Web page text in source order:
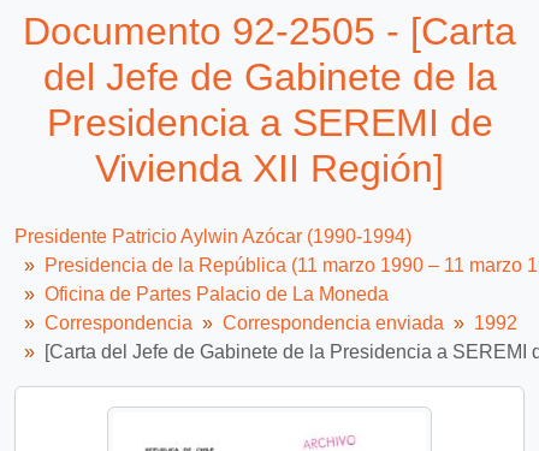
92-2781 - [Carta del Jefe de Gabinete de la Presidencia a Director del INP]
Documento 92-2782 - [Carta del Jefe de Gabinete de la Presidencia a Superintendente de Bancos e Instituciones Financieras]
194 más...
Documento 92-2505 - [Carta
del Jefe de Gabinete de la
Presidencia a SEREMI de
Vivienda XII Región]
Presidente Patricio Aylwin Azócar (1990-1994)
Presidencia de la República (11 marzo 1990 – 11 marzo
Oficina de Partes Palacio de La Moneda
Correspondencia
Correspondencia enviada
1992
[Carta del Jefe de Gabinete de la Presidencia a SEREMI